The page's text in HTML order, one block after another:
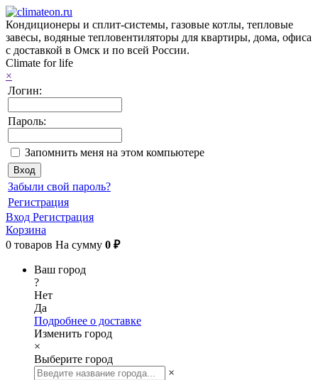
Кондиционеры и сплит-системы, газовые котлы, тепловые
завесы, водяные тепловентиляторы для квартиры, дома, офиса
с доставкой в Омск и по всей России.
Climate for life
×
Логин:
Пароль:
Запомнить меня на этом компьютере
Забыли свой пароль?
Регистрация
Вход Регистрация
Корзина
0 товаров На сумму 0 ₽
Ваш город
?
Нет
Да
Подробнее о доставке
Изменить город
×
Выберите город
×